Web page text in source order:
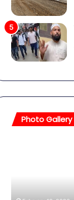
Photo Gallery